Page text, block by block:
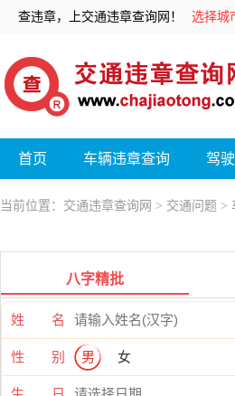
查违章，上交通违章查询网！ 选择城
首页 车辆违章查询 驾
当前位置： 交通违章查询网 > 交通问题 >
八字精批
姓 名
性 别 男 女